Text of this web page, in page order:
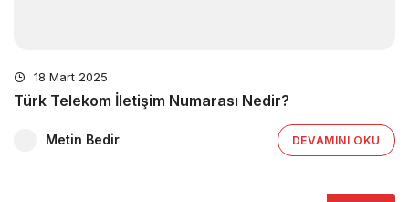
18 Mart 2025
Türk Telekom İletişim Numarası Nedir?
Metin Bedir DEVAMINI OKU